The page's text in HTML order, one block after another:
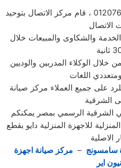
من خلال رقم الاتصال 01207619993 ، قام مركز الاتصال بتوحيد
الاتصال
والشكاوى والمبيعات خلال
الوكلاء المدربين والوديين
اللغات
على جميع العملاء مركز صيانة
الشرقية
الشرقية الرسمي بمصر يمكنكم
للاجهزة المنزلية دايو بقطع
الاصلية
سامسونج – مركز صيانة اجهزة
اير